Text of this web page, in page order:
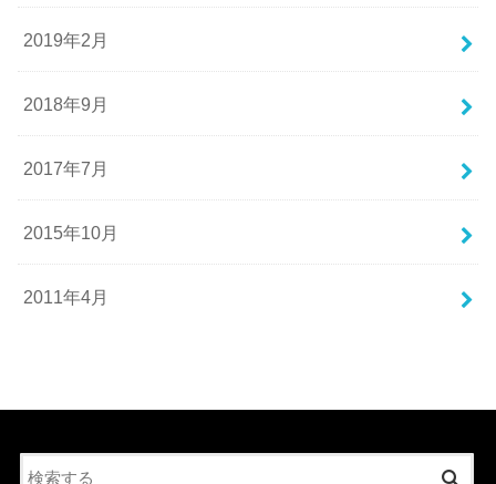
2019年2月
2018年9月
2017年7月
2015年10月
2011年4月